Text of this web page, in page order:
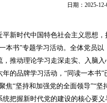
日期：2025-
平新时代中国特色社会主义思想
本书”专题学习活动。全体党员
，推动理论学习走深走实、入脑入
年的品牌学习活动，“同读一本书
焦“坚持和加强党的全面领导”“
统把握新时代党的建设的核心要